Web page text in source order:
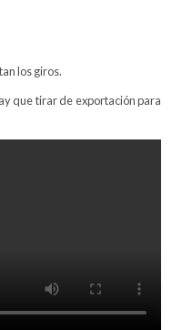
los giros.
que tirar de exportación para